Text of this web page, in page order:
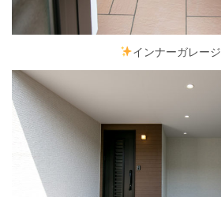
インナーガレージ